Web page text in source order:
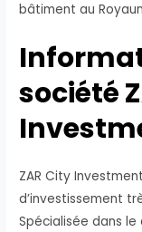
bâtiment au
société
ZAR City
d’investissement
Spécialisée dans